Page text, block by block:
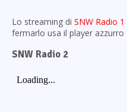
Lo streaming di SNW Radio 1
fermarlo usa il player azzurro
SNW Radio 2